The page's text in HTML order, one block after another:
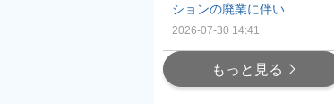
ションの廃業に伴い
2026-07-30 14:41
もっと見る